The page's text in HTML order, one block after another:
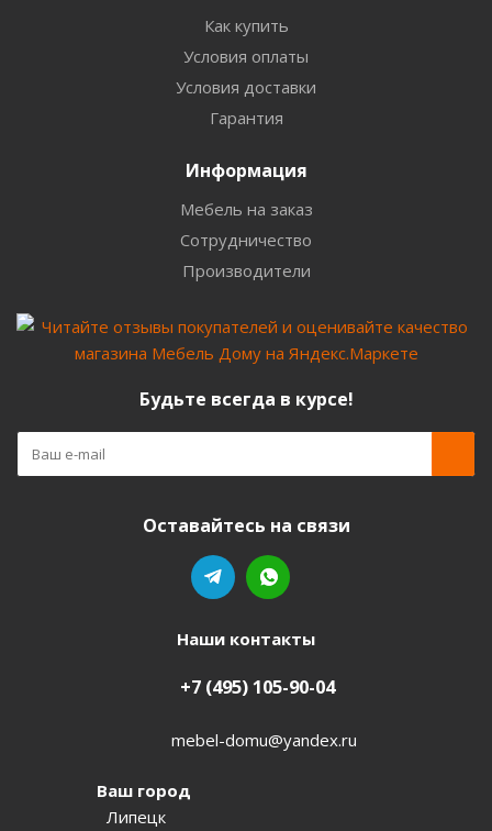
Как купить
Условия оплаты
Условия доставки
Гарантия
Информация
Мебель на заказ
Сотрудничество
Производители
Будьте всегда в курсе!
Оставайтесь на связи
Наши контакты
+7 (495) 105-90-04
mebel-domu@yandex.ru
Ваш город
Липецк